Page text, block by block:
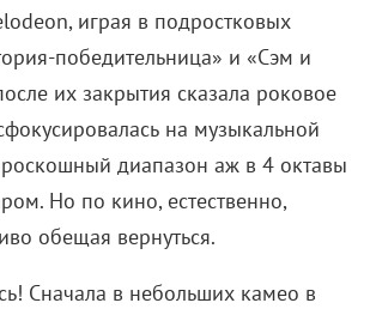
играя в подростковых
победительница» и «Сэм и
их закрытия сказала роковое
на музыкальной
диапазон аж в 4 октавы
Но по кино, естественно,
обещая вернуться.
Сначала в небольших камео в